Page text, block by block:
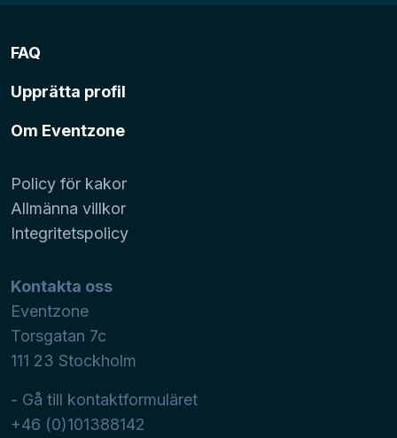
FAQ
Upprätta profil
Om Eventzone
Policy för kakor
Allmänna villkor
Integritetspolicy
Kontakta oss
Eventzone
Torsgatan 7c
111 23 Stockholm
- Gå till kontaktformuläret
+46 (0)101388142